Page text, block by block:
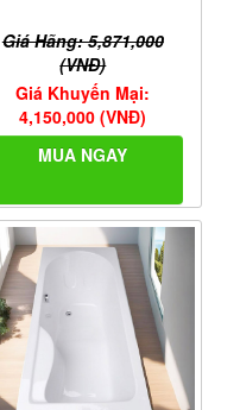
Giá Hãng: 5,871,000
(VNĐ)
Giá Khuyến Mại:
4,150,000 (VNĐ)
MUA NGAY